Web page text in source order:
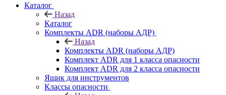
Каталог
Назад
Каталог
Комплекты ADR (наборы АДР)
Назад
Комплекты ADR (наборы АДР)
Комплект ADR для 1 класса опасности
Комплект ADR для 2 класса опасности
Ящик для инструментов
Классы опасности